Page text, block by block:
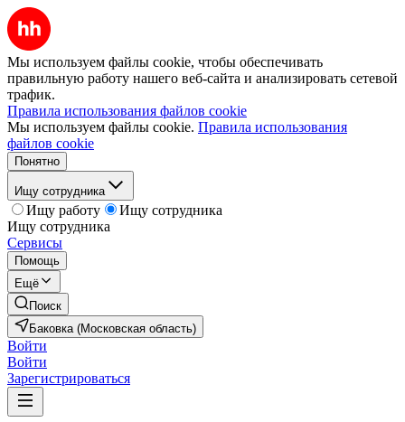
Мы используем файлы cookie, чтобы обеспечивать
правильную работу нашего веб-сайта и анализировать сетевой
трафик.
Правила использования файлов cookie
Мы используем файлы cookie. Правила использования
файлов cookie
Понятно
Ищу сотрудника
Ищу работу
Ищу сотрудника
Ищу сотрудника
Сервисы
Помощь
Ещё
Поиск
Баковка (Московская область)
Войти
Войти
Зарегистрироваться